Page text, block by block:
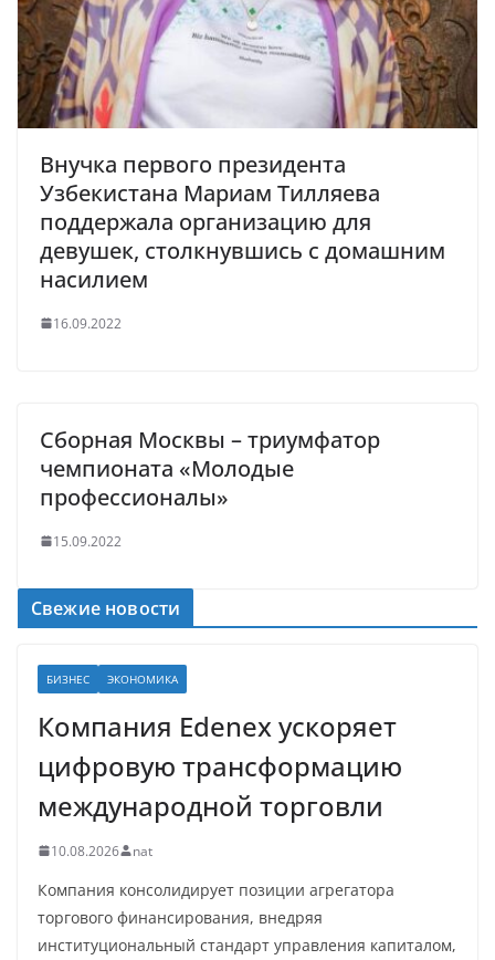
Внучка первого президента
Узбекистана Мариам Тилляева
поддержала организацию для
девушек, столкнувшись с домашним
насилием
16.09.2022
Сборная Москвы – триумфатор
чемпионата «Молодые
профессионалы»
15.09.2022
Свежие новости
БИЗНЕС ЭКОНОМИКА
Компания Edenex ускоряет
цифровую трансформацию
международной торговли
10.08.2026 nat
Компания консолидирует позиции агрегатора
торгового финансирования, внедряя
институциональный стандарт управления капиталом,